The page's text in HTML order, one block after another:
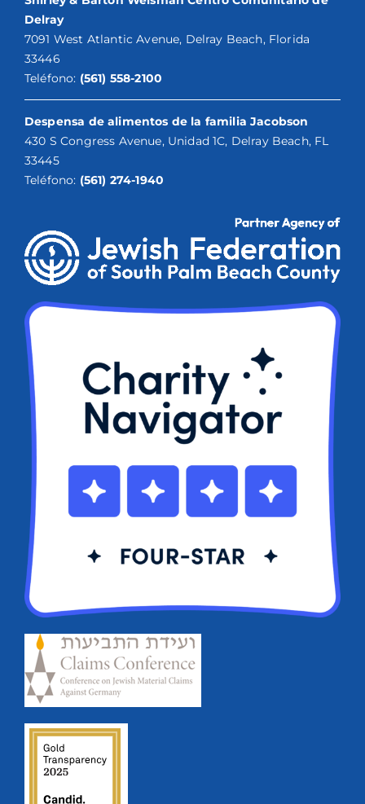
Delray
7091 West Atlantic Avenue, Delray Beach, Florida
33446
Teléfono: (561) 558-2100
Despensa de alimentos de la familia Jacobson
430 S Congress Avenue, Unidad 1C, Delray Beach, FL
33445
Teléfono: (561) 274-1940